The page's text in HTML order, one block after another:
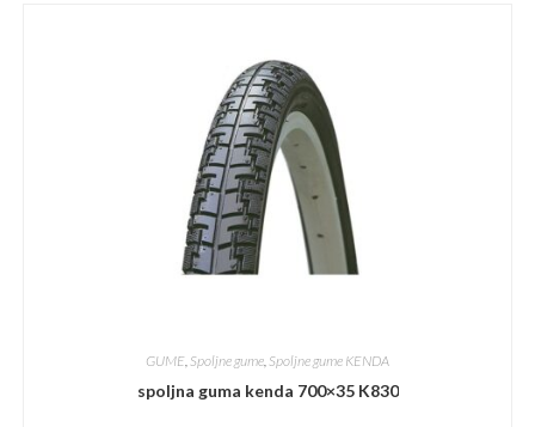
GUME Spoljne gume Spoljne gume KENDA
spoljna guma kenda 700×35 K830